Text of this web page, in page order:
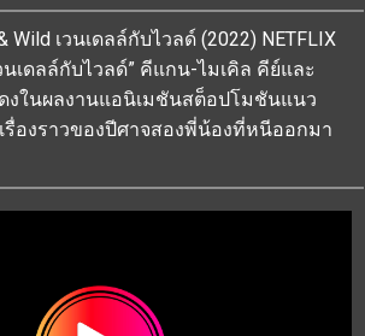
Wild เวนเดลล์กับไวลด์ (2022) NETFLIX
นเดลล์กับไวลด์” คีแกน-ไมเคิล คีย์และ
งในผลงานแอนิเมชันสต็อปโมชันแนว
องราวของปีศาจสองพี่น้องที่หนีออกมา